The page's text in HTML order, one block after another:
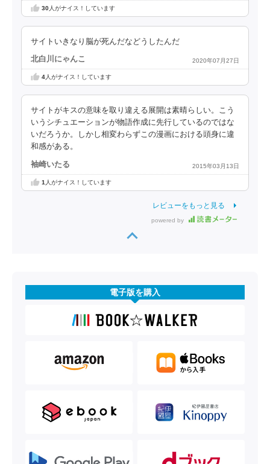
30人がナイス！しています
サイトいきなり脳が死んだなどうしたんだ
北白川にゃんこ 2020年07月27日
4人がナイス！しています
サイトがキスの意味を取り違える展開は素晴らしい。こう
いうシチュエーションが物語作成に先行しているのではな
いだろうか。しかし相変わらずこの漫画における頭身に違
和感がある。
袖崎いたる 2015年03月13日
1 人がナイス！しています
レビューをもっと見る
powered by
電子版を購入